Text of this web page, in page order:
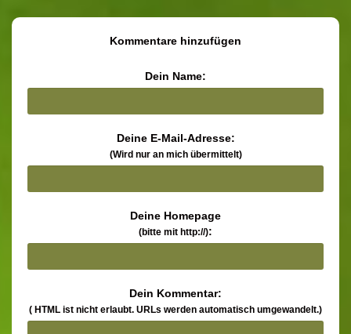
Kommentare hinzufügen
Dein Name:
Deine E-Mail-Adresse:
(Wird nur an mich übermittelt)
Deine Homepage
(bitte mit http://):
Dein Kommentar:
( HTML ist nicht erlaubt. URLs werden automatisch umgewandelt.)